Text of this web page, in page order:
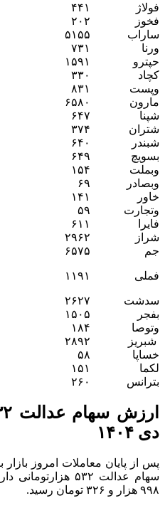
فولاژ ۴۴۱
فخوز
۲۰۲
ساراب
۵۱۵۵
ورنا
۷۳۱
حپترو
۱۵۹۱
کچاد
۳۳۰
وپست
۸۳۱
مارون
۶۵۸۰
شپنا
۶۴۷
شتران
۳۷۴
شبندر
۶۴۰
بسویچ
۶۴۹
وبملت
۱۵۴
وبصادر
۶۹
خاور
۱۴۱
وتجارت
۵۹
فایرا
۶۱۱
شراز
۲۹۶۲
جم
۶۵۷۵
فملی ۱۱۹۱
سدشت ۲۶۲۷
بفجر
۱۵۰۵
وتوصا
۱۸۴
شبریز
۲۸۹۲
خساپا
۵۸
لکما
۱۵۱
بترانس
۲۶۰
دی ۱۴۰۴
۹۹۸ هزار و ۳۲۶ تومان رسید.